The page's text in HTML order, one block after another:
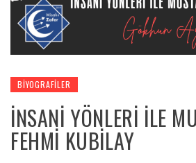
BIYOGRAFILER
İNSANİ YÖNLERİ İLE
FEHMİ KUBİLAY